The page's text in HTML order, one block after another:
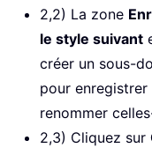
2,2) La zone
le style suivant
créer un sous-
pour
renommer
2,3) Cliquez sur